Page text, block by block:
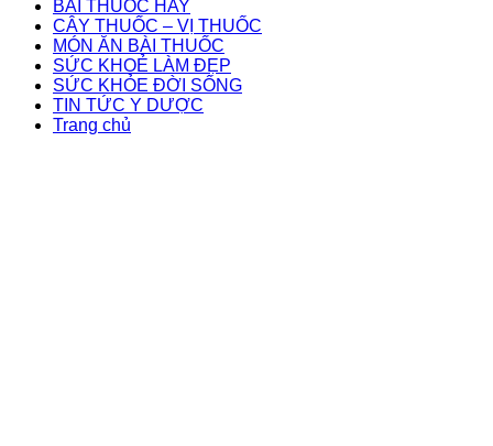
BÀI THUỐC HAY
CÂY THUỐC – VỊ THUỐC
MÓN ĂN BÀI THUỐC
SỨC KHOẺ LÀM ĐẸP
SỨC KHỎE ĐỜI SỐNG
TIN TỨC Y DƯỢC
Trang chủ